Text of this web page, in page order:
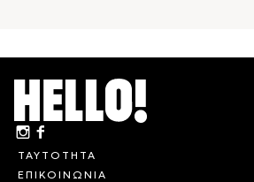
ΤΑΥΤΟΤΗΤΑ
ΕΠΙΚΟΙΝΩΝΙΑ